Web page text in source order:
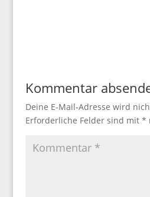
Kommentar
Deine E-Mail-Adresse wird
Erforderliche Felder sind mit *